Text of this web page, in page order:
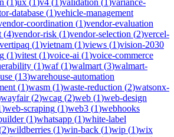
database (1)vehicle-management
coordination (1)vendor-evaluation
(4)vendor-risk (1)vendor-selection (2)vercel-
vertipaq (1)vietnam (1)views (1)vision-2030
(1)vitest (1)voice-ai (1)voice-commerce
(1)waf(1)walmart (3)walmart-
(13)warehouse-automation
(1)wasm (1)waste-reduction (2)watsonx-
wayfair(2)wcag (2)web (1)web-design
)web-scraping (1)web3 (1)webhooks
(1)whatsapp (1)white-label
2)wildberries (1)win-back (1)wip (1)wix